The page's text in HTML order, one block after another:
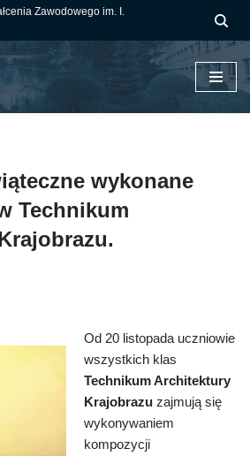
Zawodowego im. I.
wykonane
Technikum
Od 20 listopada uczniowie
wszystkich klas
Technikum Architektury
Krajobrazu zajmują się
wykonywaniem
kompozycji